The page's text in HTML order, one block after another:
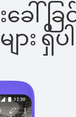
န်းခေ
ျား